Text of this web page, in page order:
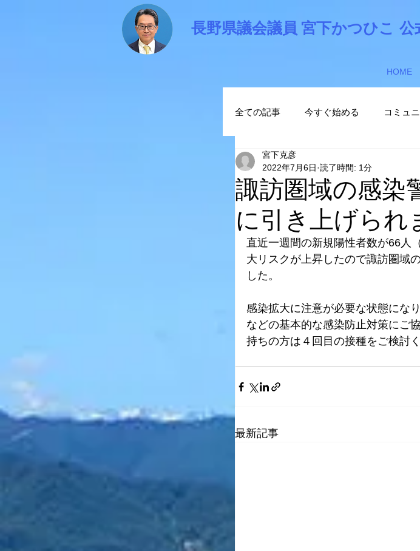
長野県議会議員 宮下かつひこ 公
HOME
全ての記事 今すぐ始める コミュ
宮下かつひこ後援会
諏訪圏域の感染
に引き上げられ
宮下克彦
2022年7月6日 読了時間: 1分
直近一週間の新規陽性者数が66人
大リスクが上昇したので諏訪圏域
した。
感染拡大に注意が必要な状態にな
などの基本的な感染防止対策にご
持ちの方は４回目の接種をご検討く
最新記事